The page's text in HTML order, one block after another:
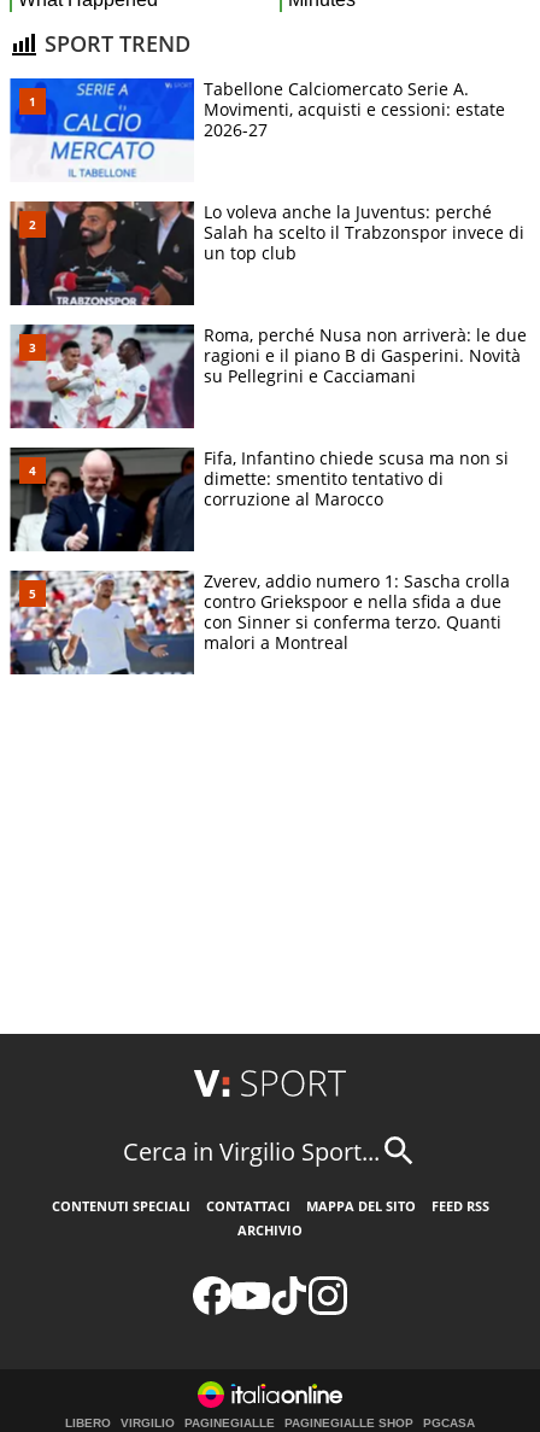
SPORT TREND
Tabellone Calciomercato Serie A.
Movimenti, acquisti e cessioni: estate
2026-27
Lo voleva anche la Juventus: perché
Salah ha scelto il Trabzonspor invece di
un top club
Roma, perché Nusa non arriverà: le due
ragioni e il piano B di Gasperini. Novità
su Pellegrini e Cacciamani
Fifa, Infantino chiede scusa ma non si
dimette: smentito tentativo di
corruzione al Marocco
Zverev, addio numero 1: Sascha crolla
contro Griekspoor e nella sfida a due
con Sinner si conferma terzo. Quanti
malori a Montreal
Cerca in Virgilio Sport...
CONTENUTI SPECIALI CONTATTACI MAPPA DEL SITO
FEED RSS
ARCHIVIO
LIBERO VIRGILIO PAGINEGIALLE PAGINEGIALLE SHOP PGCASA